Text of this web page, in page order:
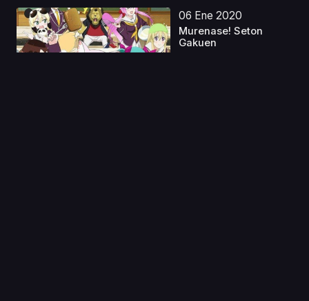
06 Ene 2020
Murenase! Seton
Gakuen